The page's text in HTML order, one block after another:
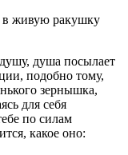
в живую ракушку
душу, душа посылает
подобно тому,
зернышка,
для себя
по силам
какое оно: